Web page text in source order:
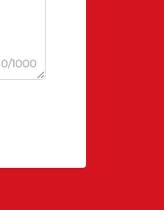
0/1000